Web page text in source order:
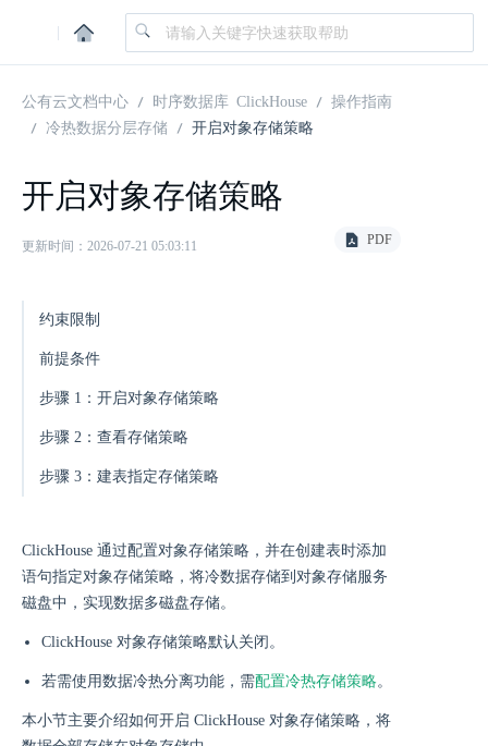
|
公有云文档中心 时序数据库 ClickHouse
操作指南
冷热数据分层存储
开启对象存储策略
开启对象存储策略
更新时间：2026-07-21 05:03:11 PDF
约束限制
前提条件
步骤 1：开启对象存储策略
步骤 2：查看存储策略
步骤 3：建表指定存储策略
ClickHouse 通过配置对象存储策略，并在创建表时添加
语句指定对象存储策略，将冷数据存储到对象存储服务
磁盘中，实现数据多磁盘存储。
ClickHouse 对象存储策略默认关闭。
若需使用数据冷热分离功能，需配置冷热存储策略。
本小节主要介绍如何开启 ClickHouse 对象存储策略，将